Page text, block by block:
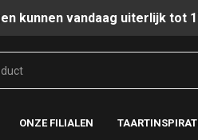
kunnen vandaag uiterlijk tot
ONZE FILIALEN